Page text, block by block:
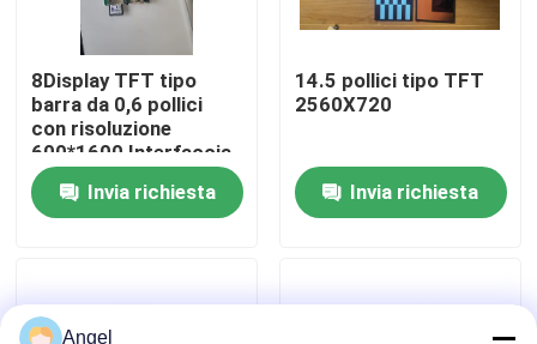
Giro della fabbrica
Controllo di qualità
Contattici
Esposizione LCD di TFT
8Display TFT tipo
barra da 0,6 pollici
con risoluzione
600*1600 Interfaccia
MIPI a guida IC
JD9365DA-H3
Invia richiesta
14.5 pollici tipo TFT
2560X720
Invia richiesta
Angel